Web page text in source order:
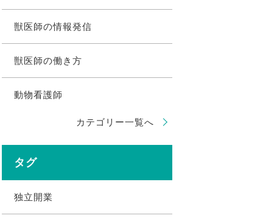
獣医師の情報発信
獣医師の働き方
動物看護師
カテゴリー一覧へ
タグ
独立開業